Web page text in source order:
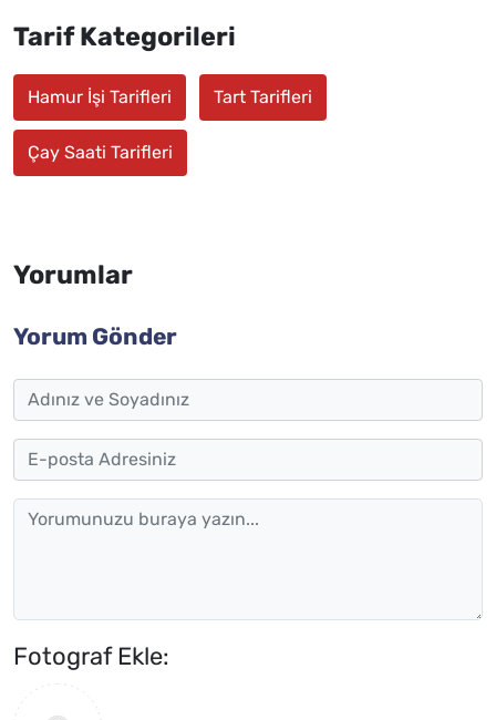
Tarif Kategorileri
Hamur İşi Tarifleri Tart Tarifleri
Çay Saati Tarifleri
Yorumlar
Yorum Gönder
Fotograf Ekle: